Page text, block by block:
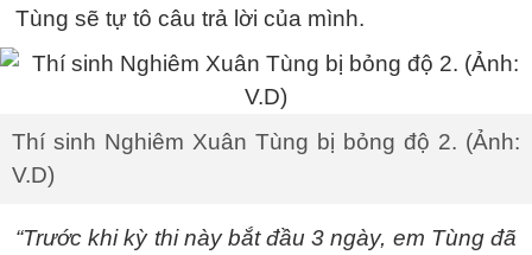
Tùng sẽ tự tô câu trả lời của mình.
Thí sinh Nghiêm Xuân Tùng bị bỏng độ 2. (Ảnh:
V.D)
“Trước khi kỳ thi này bắt đầu 3 ngày, em Tùng đã